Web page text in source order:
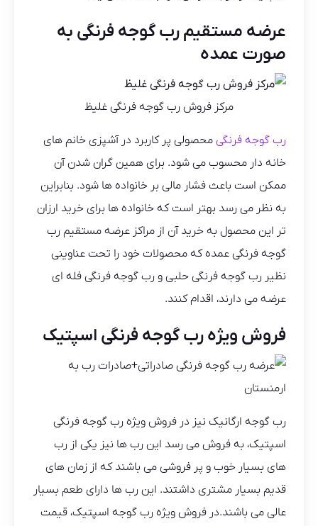
عرضه مستقیم رب گوجه فرنگی به
صورت عمده
مرکز فروش رب گوجه فرنگی غلیظ
رب گوجه فرنگی محصولی پر کاربرد در آشپزی خانم های
خانه دار محسوب می شود. برای همین گران شدن آن
ممکن است باعث فشار مالی بر خانواده ها شود. بنابراین
به نظر می رسد بهتر است که خانواده ها برای خرید ارزان
تر این محصول به خرید آن از مراکز عرضه مستقیم رب
گوجه فرنگی عمده که محصولات خود را تحت عناوینی
نظیر رب گوجه فرنگی حلبی و رب گوجه فرنگی فله ای
عرضه می دارند، اقدام کنند.
فروش ویژه رب گوجه فرنگی اسپتیک
رب گوجه ارگانیک نیز در فروش ویژه رب گوجه فرنگی
اسپتیک، به فروش می رسد این رب ها نیز یکی از رب
های بسیار خوب و پر فروشی می باشند که از زمان های
قدیم بسیار مشتری داشتند. این رب ها دارای طعم بسیار
عالی می باشند.در فروش ویژه رب گوجه اسپتیک، قیمت